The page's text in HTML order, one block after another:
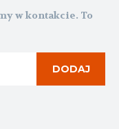
w kontakcie. To
DODAJ